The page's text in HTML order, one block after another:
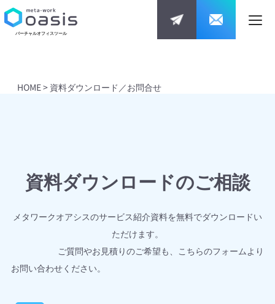
バーチャルオフィスツール
HOME> 資料ダウンロード／お問合せ
資料ダウンロードのご相談
メタワークオアシスのサービス紹介資料を無料でダウンロードい
ただけます。
ご質問やお見積りのご希望も、こちらのフォームより
お問い合わせください。